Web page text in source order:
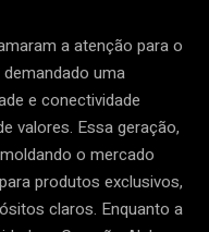
a atenção para o
uma
e conectividade
valores. Essa geração,
o mercado
produtos exclusivos,
claros. Enquanto a